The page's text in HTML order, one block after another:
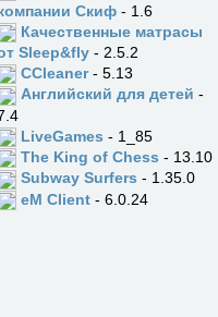
Скиф - 1.6
Качественные матрасы
Sleep&fly - 2.5.2
CCleaner- 5.13
Английский для детей -
LiveGames - 1_85
The King of Chess - 13.10
Subway Surfers - 1.35.0
eM Client - 6.0.24